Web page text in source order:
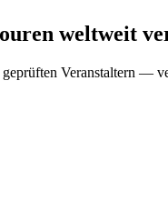
weltweit
Veranstaltern —